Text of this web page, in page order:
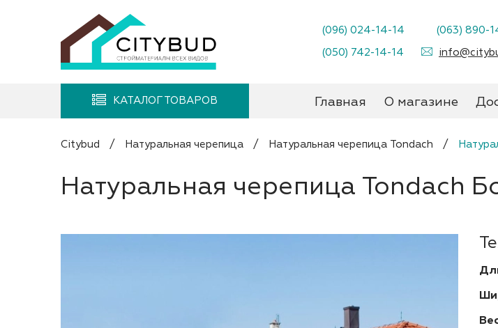
(096) 024-14-14
(063) 890-
(050) 742-14-14
КАТАЛОГ ТОВАРОВ Главная О магазине
Citybud / Натуральная черепица / Натуральная черепица Tondach /
Натуральная черепица Tondach